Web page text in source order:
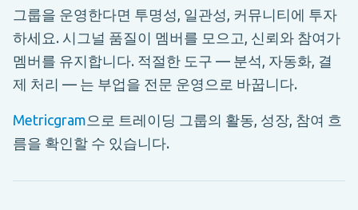
그룹을 운영한다면 투명성, 일관성, 커뮤니티에 투자
하세요. 시그널 품질이 멤버를 모으고, 신뢰와 참여가
멤버를 유지합니다. 적절한 도구 — 분석, 자동화, 결
제 처리 — 는 부업을 전문 운영으로 바꿉니다.
Metricgram 으로 트레이딩 그룹의 활동, 성장, 참여 흐
름을 확인할 수 있습니다.